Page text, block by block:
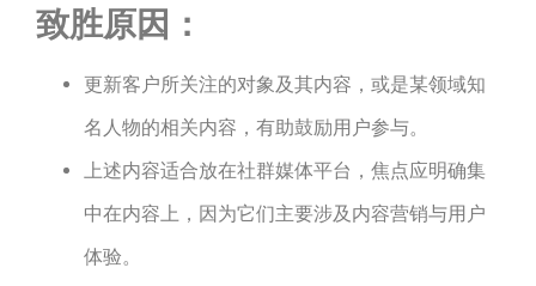
致胜原因：
更新客户所关注的对象及其内容，或是某领域知
名人物的相关内容，有助鼓励用户参与。
上述内容适合放在社群媒体平台，焦点应明确集
中在内容上，因为它们主要涉及内容营销与用户
体验。